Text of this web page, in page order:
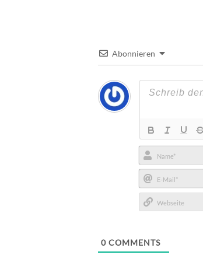
Abonnieren
Name*
E-
Mail*
0 COMMENTS